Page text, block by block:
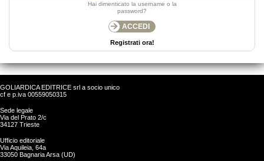
Hai dimenticato la username o la
password?
Registrati ora!
GOLIARDICA EDITRICE srl a socio unico
cf e p.iva 00559050315
Sede legale
Via del Prato 2/c
34127 Trieste
Ufficio editoriale
Via Aquileia, 64a
33050 Bagnaria Arsa (UD)